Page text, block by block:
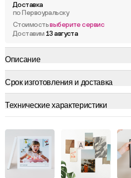
Доставка
по Первоуральску
Стоимостьвыберите сервис
Доставим 13 августа
Описание
Срок изготовления и доставка
Технические характеристики